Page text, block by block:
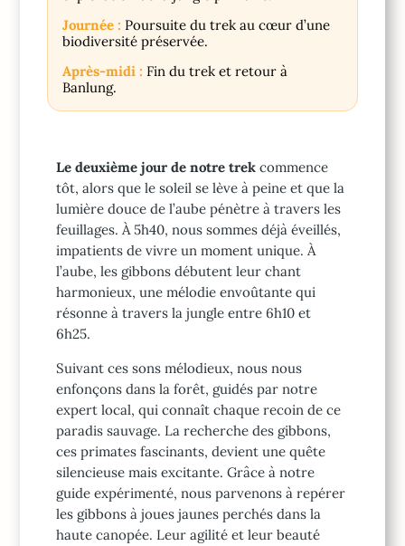
Journée : Poursuite du trek au cœur d’une
biodiversité préservée.
Après-midi : Fin du trek et retour à
Banlung.
Le deuxième jour de notre trek commence
tôt, alors que le soleil se lève à peine et que la
lumière douce de l’aube pénètre à travers les
feuillages. À 5h40, nous sommes déjà éveillés,
impatients de vivre un moment unique. À
l’aube, les gibbons débutent leur chant
harmonieux, une mélodie envoûtante qui
résonne à travers la jungle entre 6h10 et
6h25.
Suivant ces sons mélodieux, nous nous
enfonçons dans la forêt, guidés par notre
expert local, qui connaît chaque recoin de ce
paradis sauvage. La recherche des gibbons,
ces primates fascinants, devient une quête
silencieuse mais excitante. Grâce à notre
guide expérimenté, nous parvenons à repérer
les gibbons à joues jaunes perchés dans la
haute canopée. Leur agilité et leur beauté